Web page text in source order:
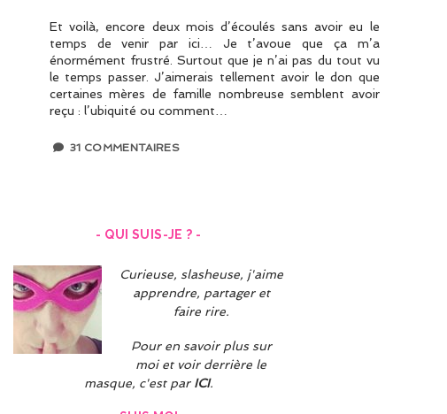
Et voilà, encore deux mois d’écoulés sans avoir eu le
temps de venir par ici… Je t’avoue que ça m’a
énormément frustré. Surtout que je n’ai pas du tout vu
le temps passer. J’aimerais tellement avoir le don que
certaines mères de famille nombreuse semblent avoir
reçu : l’ubiquité ou comment…
31 COMMENTAIRES
- QUI SUIS-JE ? -
Curieuse, slasheuse, j'aime
apprendre, partager et
faire rire.
Pour en savoir plus sur
moi et voir derrière le
masque, c'est par ICI.